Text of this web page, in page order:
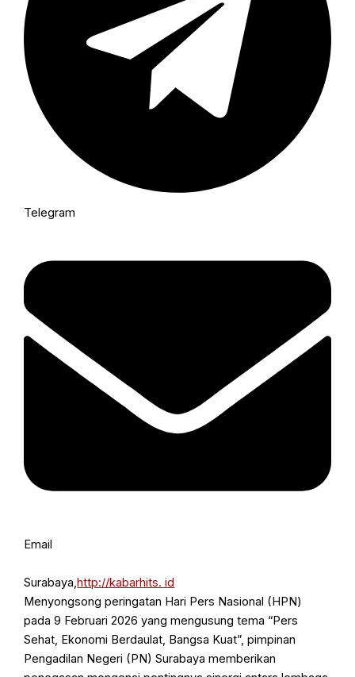
Telegram
Email
Surabaya,http://kabarhits. id
Menyongsong peringatan Hari Pers Nasional (HPN)
pada 9 Februari 2026 yang mengusung tema “Pers
Sehat, Ekonomi Berdaulat, Bangsa Kuat”, pimpinan
Pengadilan Negeri (PN) Surabaya memberikan